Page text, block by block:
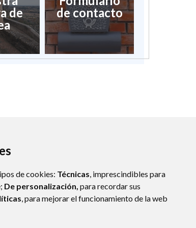
de cookies: Técnicas, imprescindibles para
De personalización, para recordar sus
, para mejorar el funcionamiento de la web
de
de contacto